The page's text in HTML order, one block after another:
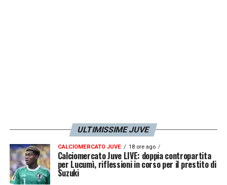
ULTIMISSIME JUVE
CALCIOMERCATO JUVE 18 ore ago
Calciomercato Juve LIVE: doppia contropartita
per Lucumì, riflessioni in corso per il prestito di
Suzuki